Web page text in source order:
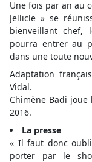
Une fois par an au
Jellicle » se
bienveillant chef,
pourra entrer au
dans une toute
Adaptation
Vidal.
Chimène Badi
2016.
La presse
« Il faut donc
porter par le